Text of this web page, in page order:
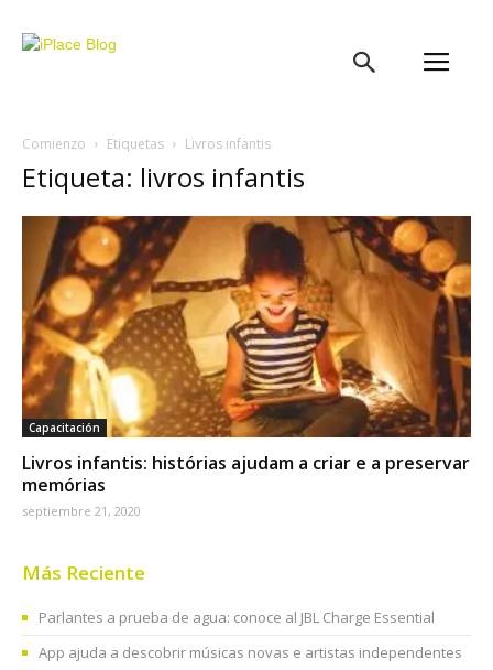
Comienzo Etiquetas Livros infantis
Etiqueta: livros infantis
Capacitación
Livros infantis: histórias ajudam a criar e a preservar
memórias
septiembre 21, 2020
Más Reciente
Parlantes a prueba de agua: conoce al JBL Charge Essential
App ajuda a descobrir músicas novas e artistas independentes